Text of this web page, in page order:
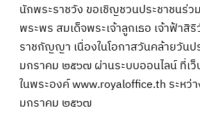
นักพระราชวัง ขอเชิญชวนประชาชนร่ว
พระพร สมเด็จพระเจ้าลูกเธอ เจ้าฟ้า
ราชกัญญา เนื่องในโอกาสวันคล้ายวัน
มกราคม ๒๕๖๗ ผ่านระบบออนไลน์ ที่เว็
ในพระองค์www.royaloffice.th ระหว่
มกราคม ๒๕๖๗